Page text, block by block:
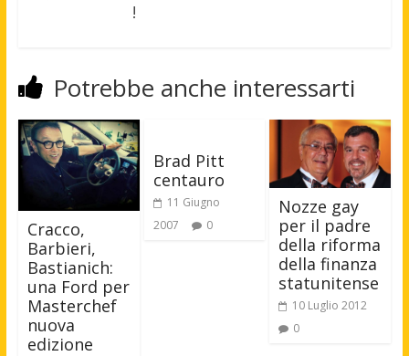
!
Potrebbe anche interessarti
Cracco,
Barbieri,
Bastianich:
una Ford per
Masterchef
nuova
edizione
Brad Pitt
centauro
11 Giugno
2007
0
Nozze gay
per il padre
della riforma
della finanza
statunitense
10 Luglio 2012
0